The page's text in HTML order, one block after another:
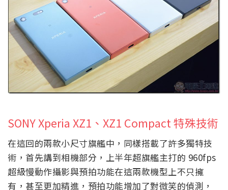
SONY Xperia XZ1、XZ1 Compact 特殊技術
在這回的兩款小尺寸旗艦中，同樣搭載了許多獨特技
術，首先講到相機部分，上半年超旗艦主打的 960fps
超級慢動作攝影與預拍功能在這兩款機型上不只擁
有，甚至更加精進，預拍功能增加了對微笑的偵測，